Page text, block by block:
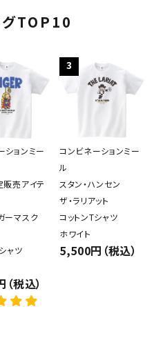
グTOP10
ションミー
販売アイテ
ーマスク
ャツ
税込）
3
コンビネーションミー
ル
スタン・ハンセン
ザ・ラリアット
コットンTシャツ
ホワイト
5,500円（税込）